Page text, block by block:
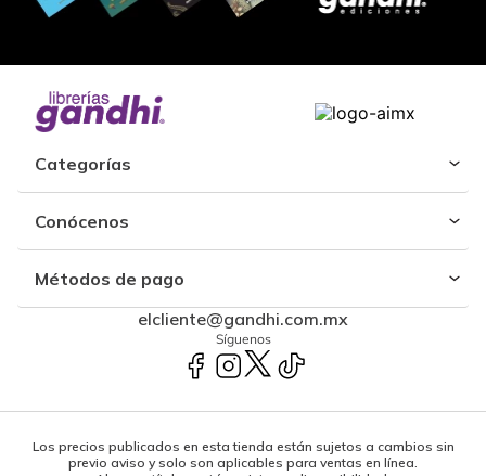
Categorías
Conócenos
Métodos de pago
elcliente@gandhi.com.mx
Síguenos
Los precios publicados en esta tienda están sujetos a cambios sin
previo aviso y solo son aplicables para ventas en línea.